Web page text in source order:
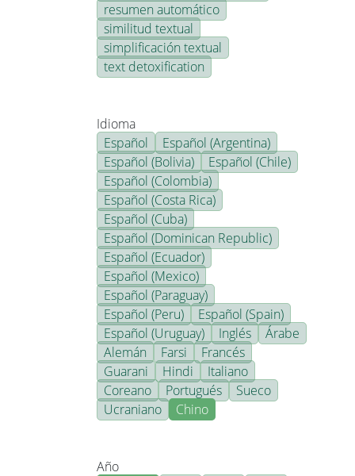
resumen automático
similitud textual
simplificación textual
text detoxification
Idioma
Español
Español (Argentina)
Español (Bolivia)
Español (Chile)
Español (Colombia)
Español (Costa Rica)
Español (Cuba)
Español (Dominican Republic)
Español (Ecuador)
Español (Mexico)
Español (Paraguay)
Español (Peru)
Español (Spain)
Español (Uruguay)
Inglés
Árabe
Alemán
Farsi
Francés
Guarani
Hindi
Italiano
Coreano
Portugués
Sueco
Ucraniano
Chino
Año